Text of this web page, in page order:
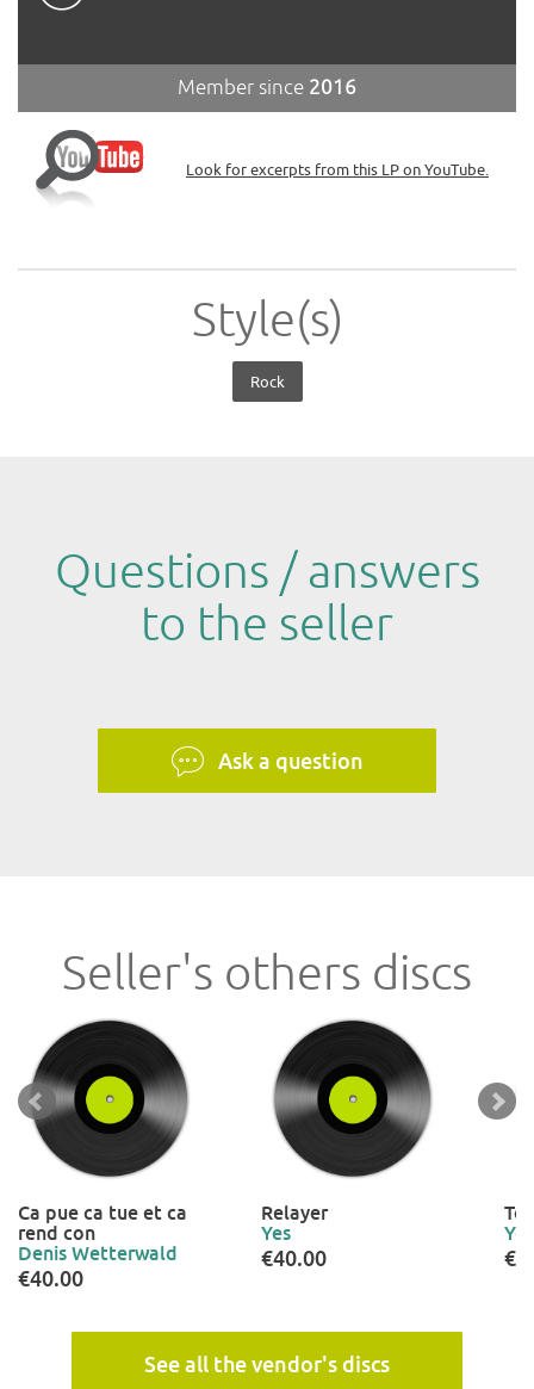
Member since 2016
Look for excerpts from this LP on YouTube.
Style(s)
Rock
Questions / answers
to the seller
Ask a question
Seller's others discs
Ca pue ca tue et ca
rend con
Denis Wetterwald
€40.00
Relayer
Yes
€40.00
Yes
See all the vendor's discs